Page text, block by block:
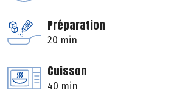
Préparation
20 min
Cuisson
40 min